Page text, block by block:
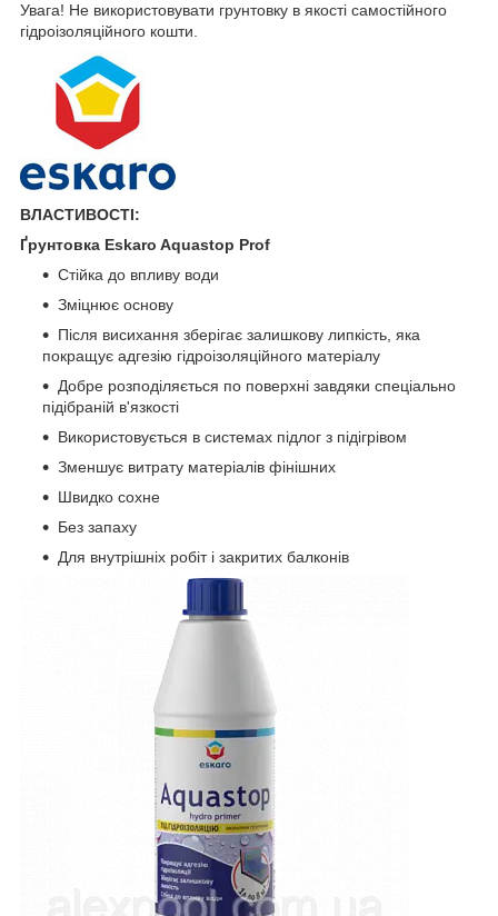
Увага! Не використовувати грунтовку в якості самостійного
гідроізоляційного кошти.
ВЛАСТИВОСТІ:
Ґрунтовка Eskaro Aquastop Prof
Стійка до впливу води
Зміцнює основу
Після висихання зберігає залишкову липкість, яка
покращує адгезію гідроізоляційного матеріалу
Добре розподіляється по поверхні завдяки спеціально
підібраній в'язкості
Використовується в системах підлог з підігрівом
Зменшує витрату матеріалів фінішних
Швидко сохне
Без запаху
Для внутрішніх робіт і закритих балконів